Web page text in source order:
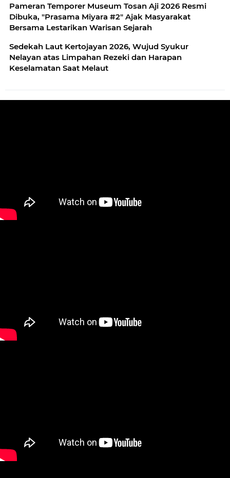
Pameran Temporer Museum Tosan Aji 2026 Resmi
Dibuka, "Prasama Miyara #2" Ajak Masyarakat
Bersama Lestarikan Warisan Sejarah
Sedekah Laut Kertojayan 2026, Wujud Syukur
Nelayan atas Limpahan Rezeki dan Harapan
Keselamatan Saat Melaut